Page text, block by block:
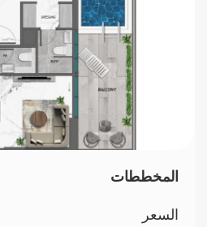
المخططات
السعر